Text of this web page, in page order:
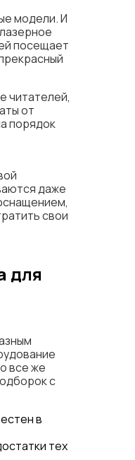
модели. И
посещает
читателей,
от
порядок
даже
свои
для
все же
с
в
тех